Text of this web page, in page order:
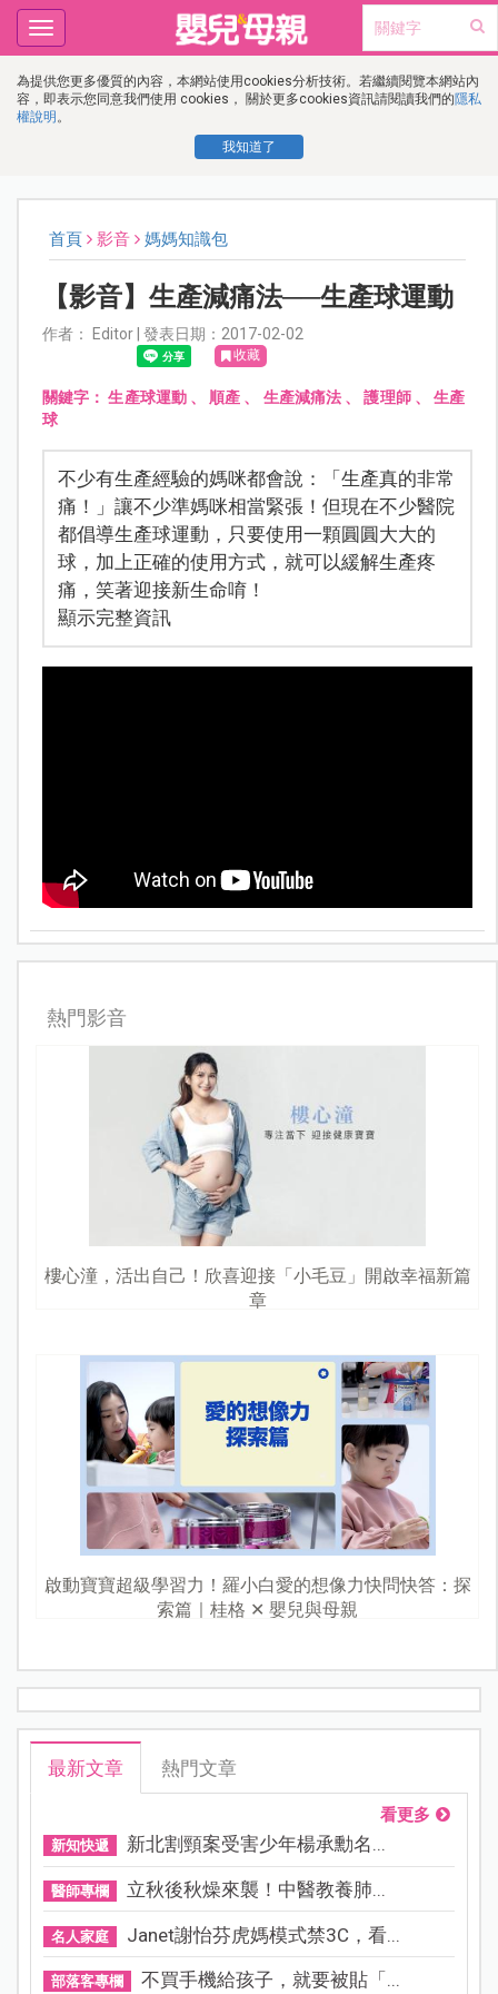
為提供您更多優質的內容，本網站使用cookies分析技術。若繼續閱覽本網站內
容，即表示您同意我們使用 cookies， 關於更多cookies資訊請閱讀我們的隱私
權說明 。
我知道了
Toggle
navigation
首頁 影音 媽媽知識包
【影音】生產減痛法──生產球運動
作者： Editor | 發表日期：2017-02-02
收藏
關鍵字：生產球運動、 順產 、 生產減痛法 、護理師、 生產
球
不少有生產經驗的媽咪都會說：「生產真的非常
痛！」讓不少準媽咪相當緊張！但現在不少醫院
都倡導生產球運動，只要使用一顆圓圓大大的
球，加上正確的使用方式，就可以緩解生產疼
痛，笑著迎接新生命唷！
顯示完整資訊
熱門影音
樓心潼，活出自己！欣喜迎接「小毛豆」開啟幸福新篇
章
啟動寶寶超級學習力！羅小白愛的想像力快問快答：探
索篇｜桂格 ✕ 嬰兒與母親
最新文章 熱門文章
看更多
新知快遞 新北割頸案受害少年楊承勳名...
醫師專欄 立秋後秋燥來襲！中醫教養肺...
名人家庭 Janet謝怡芬虎媽模式禁3C，看...
部落客專欄 不買手機給孩子，就要被貼「...